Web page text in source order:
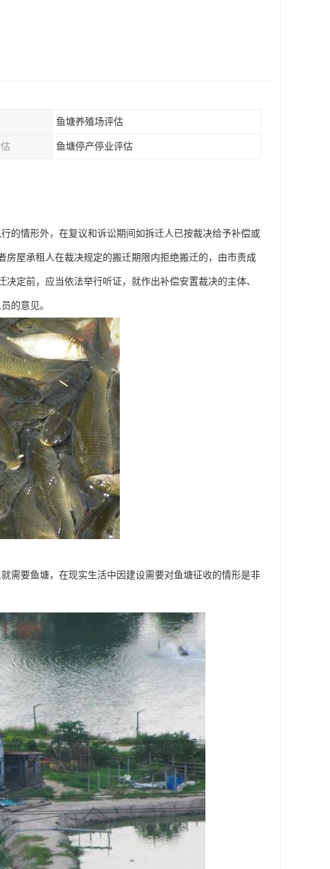
鱼塘养殖场评估
鱼塘停产停业评估
的情形外，在复议和诉讼期间如拆迁人已按裁决给予补偿或
屋承租人在裁决规定的搬迁期限内拒绝搬迁的，由市责成
定前，应当依法举行听证，就作出补偿安置裁决的主体、
的意见。
需要鱼塘，在现实生活中因建设需要对鱼塘征收的情形是非